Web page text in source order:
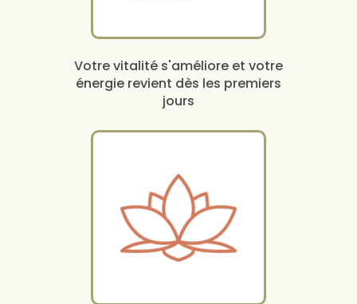
Votre vitalité s'améliore et votre
énergie revient dès les premiers
jours